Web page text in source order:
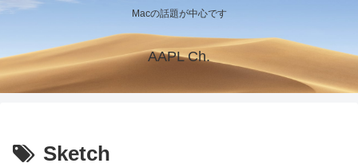
Macの話題が中心です
AAPL Ch.
Sketch